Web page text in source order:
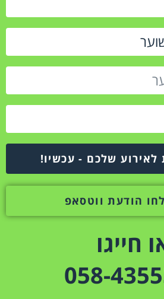
לאירוע שלכם - עכשיו!
הודעת ווטסאפ
חייגו
058-